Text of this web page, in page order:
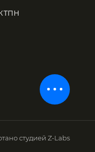
студией Z-Labs